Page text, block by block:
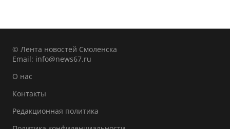
© Лента новостей Смоленска
Email: info@news67.ru
О нас
Контакты
Редакционная политика